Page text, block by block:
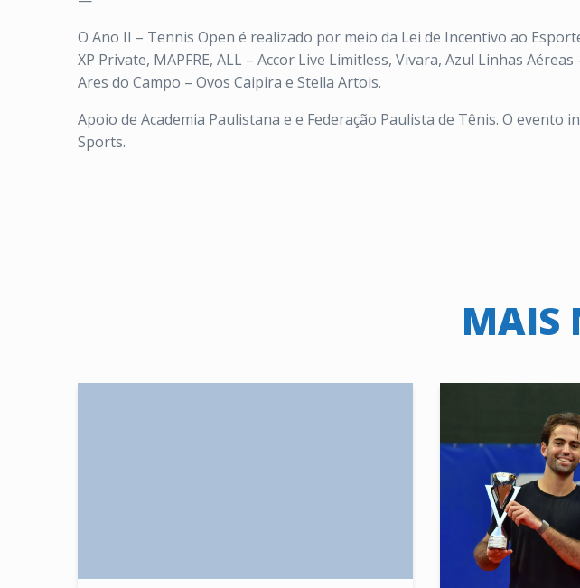
O Ano II – Tennis Open é realizado por meio da Lei de Incentivo ao
XP Private, MAPFRE, ALL – Accor Live Limitless, Vivara, Azul Linhas
Ares do Campo – Ovos Caipira e Stella Artois.
Apoio de Academia Paulistana e e Federação Paulista de Tênis. O
Sports.
MAIS